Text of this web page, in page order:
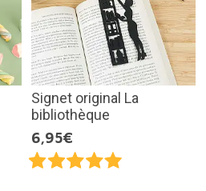
Signet original La
bibliothèque
6,95€